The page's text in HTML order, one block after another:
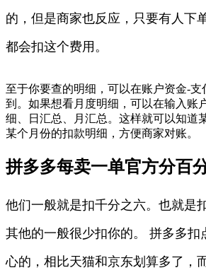
的，但是商家也反应，只要有人下
都会扣这个费用。
至于你要查的明细，可以在账户资金-
到。如果想看月度明细，可以在输入账
细、日汇总、月汇总。这样就可以知道
某个月份的扣款明细，方便商家对账。
拼多多每卖一单官方分百
他们一般就是扣千分之六。也就是
其他的一般很少扣你的。 拼多多扣
心的，相比天猫和京东划算多了，